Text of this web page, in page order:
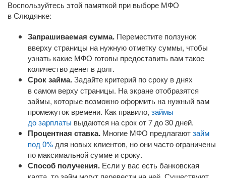
Воспользуйтесь этой памяткой при выборе МФО
в Слюдянке:
Запрашиваемая сумма. Переместите ползунок
вверху страницы на нужную отметку суммы, чтобы
узнать какие МФО готовы предоставить вам такое
количество денег в долг.
Срок займа.Задайте критерий по сроку в днях
в самом верху страницы. На экране отобразятся
займы, которые возможно оформить на нужный вам
промежуток времени. Как правило, займы
до зарплаты выдаются на срок от 7 до 30 дней.
Процентная ставка. Многие МФО предлагаютзайм
под 0% для новых клиентов, но они часто ограничены
по максимальной сумме и сроку.
Способ получения. Если у вас есть банковская